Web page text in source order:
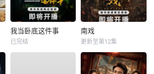
我当卧底这件事
已完结
南戏
更新至第12集